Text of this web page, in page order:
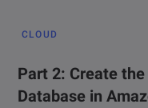
CLOUD
Part 2: Create the
Database in